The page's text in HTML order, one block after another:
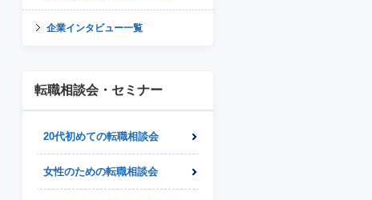
企業インタビュー一覧
転職相談会・セミナー
20代初めての転職相談会
女性のための転職相談会